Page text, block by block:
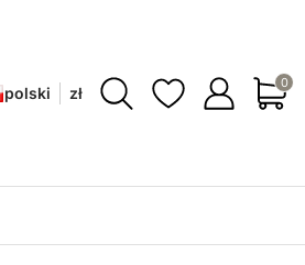
polski zł